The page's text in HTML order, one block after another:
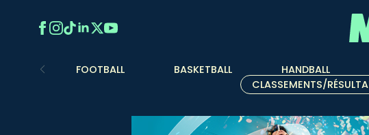
FOOTBALL BASKETBALL HANDBALL
CLASSEMENTS/